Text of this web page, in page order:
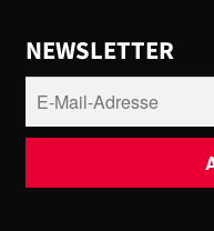
NEWSLETTER